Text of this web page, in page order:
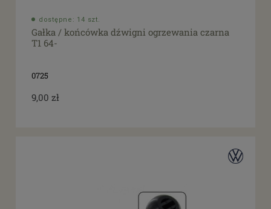
dostępne: 14 szt.
Gałka / końcówka dźwigni ogrzewania czarna
T1 64-
0725
9,00 zł